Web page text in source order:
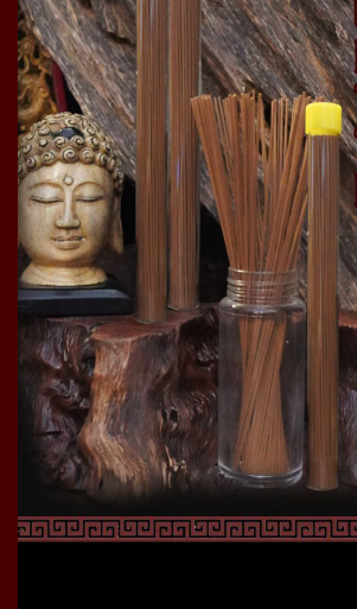
Bước 2: Khi chọn được nguyên liệu
các miếng nhỏ khác nhau.
Bước 3: Lăn và tán các cục trầm
thành bột.
Bước 4: Chọn lựa sàng lọc lại bột
đảm bảo không bỏ xót tạp chất.
Bước 5: Tiến hành điều hương, điều vị
Ý nghĩa của trầm hương
trong đời sống người Việt
-Ý nghĩa đối với sức khỏe
An thần, ngủ ngon giấc
Tốt cho hệ tiêu hóa
Nâng tầm nhan sắc
Thanh lọc không khí
Chống dị ứng, chống viêm